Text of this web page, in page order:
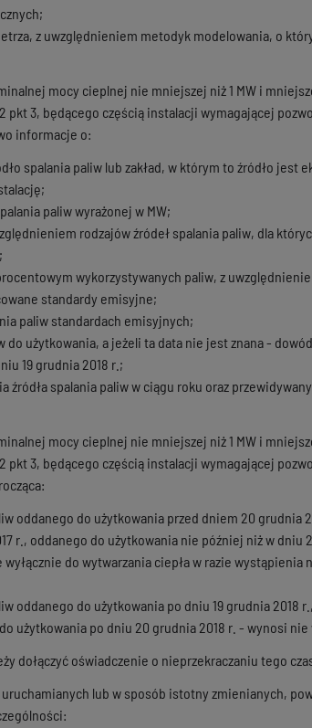
z uwzględnieniem metodyk modelowania, o
mocy cieplnej nie mniejszej niż 1 MW i
pkt 3, będącego częścią instalacji wymagającej
informacje o:
spalania paliw lub zakład, w którym to źródło jest
paliw wyrażonej w MW;
rodzajów źródeł spalania paliw, dla
wykorzystywanych paliw, z
standardy emisyjne;
paliw standardach emisyjnych;
do użytkowania, a jeżeli ta data nie jest znana -
19 grudnia 2018 r.;
źródła spalania paliw w ciągu roku oraz
mocy cieplnej nie mniejszej niż 1 MW i
pkt 3, będącego częścią instalacji wymagającej
oddanego do użytkowania przed dniem 20 grudnia
r., oddanego do użytkowania nie później niż w
wyłącznie do wytwarzania ciepła w razie
oddanego do użytkowania po dniu 19 grudnia 2018
użytkowania po dniu 20 grudnia 2018 r. - wynosi
dołączyć oświadczenie o nieprzekraczaniu tego
lub w sposób istotny zmienianych,